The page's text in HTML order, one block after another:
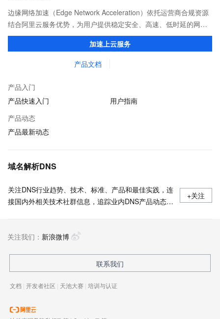
边缘网络加速（Edge Network Acceleration）依托运营商合规资源
结合阿里云服务优势，为用户提供稳定安全、高速、低时延的网络
传输，解决客户不同站点的连接、组网、数据安全传输、业务质量
加速上云服务
产品文档
产品入门
产品快速入门
用户指南
产品动态
产品最新动态
域名解析DNS
关注DNS行业趋势、技术、标准、产品和最佳实践，连
接国内外相关技术社群信息，追踪业内DNS产品动态，
+关注
关注我们： 新浪微博
联系我们
文档 | 开发者社区 | 天池大赛 | 培训与认证